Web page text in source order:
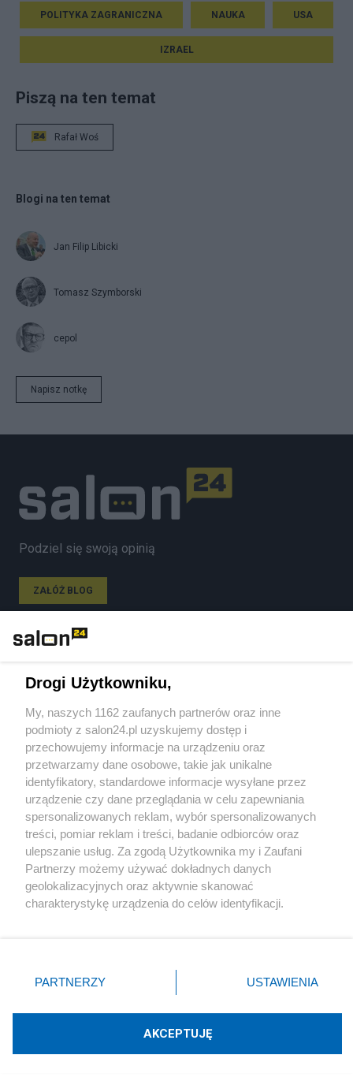
POLITYKA ZAGRANICZNA NAUKA USA
IZRAEL
Piszą na ten temat
Rafał Woś
Blogi na ten temat
Jan Filip Libicki
Tomasz Szymborski
cepol
Napisz notkę
Podziel się swoją opinią
ZAŁÓŻ BLOG
Gospodarka
Rozmaitości
Technologie
Sport
Społeczeństwo
Kultura
X Youtube
Drogi Użytkowniku,
My, naszych 1162 zaufanych partnerów oraz inne
podmioty z salon24.pl uzyskujemy dostęp i
przechowujemy informacje na urządzeniu oraz
przetwarzamy dane osobowe, takie jak unikalne
identyfikatory, standardowe informacje wysyłane przez
urządzenie czy dane przeglądania w celu zapewniania
spersonalizowanych reklam, wybór spersonalizowanych
treści, pomiar reklam i treści, badanie odbiorców oraz
ulepszanie usług. Za zgodą Użytkownika my i Zaufani
Partnerzy możemy używać dokładnych danych
geolokalizacyjnych oraz aktywnie skanować
charakterystykę urządzenia do celów identyfikacji.
zmienić/wycofać klikając przycisk ustawień prywatności
znajdujący się w lewym dolnym rogu strony
rodzaje przetwarzania danych nie wymagają zgody
użytkownika, ale masz prawo sprzeciwić się takiemu
PARTNERZY USTAWIENIA
AKCEPTUJĘ